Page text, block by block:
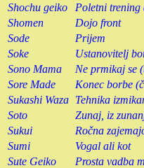
Shochu geiko
Poletni
Shomen
Dojo front
Sode
Prijem
Soke
Ustanovitelj
Sono Mama
Ne prmikaj se
Sore Made
Konec borbe
Sukashi Waza Tehnika
Soto
Zunaj, iz
Sukui
Ročna
Sumi
Vogal ali kot
Sute Geiko
Prosta vadba